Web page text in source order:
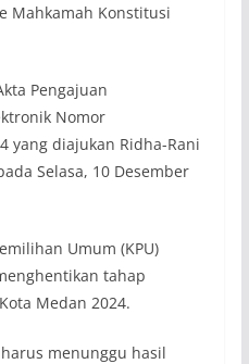
Mahkamah Konstitusi
Pengajuan
Nomor
yang diajukan Ridha-Rani
Selasa, 10 Desember
Umum (KPU)
tahap
Medan 2024.
harus menunggu hasil